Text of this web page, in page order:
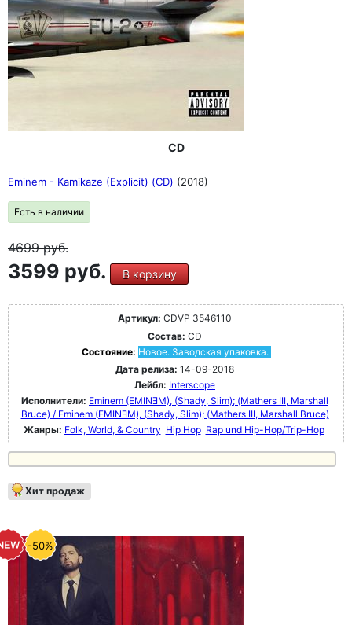
CD
Eminem - Kamikaze (Explicit) (CD) (2018)
Есть в наличии
4699руб.
3599 руб. В корзину
Артикул: CDVP 3546110
Состав: CD
Состояние: Новое. Заводская упаковка.
Дата релиза: 14-09-2018
Лейбл: Interscope
Исполнители: Eminem (EMINƎM), (Shady, Slim); (Mathers III, Marshall
Bruce) / Eminem (EMINƎM), (Shady, Slim); (Mathers III, Marshall Bruce)
Жанры: Folk, World, & Country Hip Hop Rap und Hip-Hop/Trip-Hop
Хит продаж
-50%